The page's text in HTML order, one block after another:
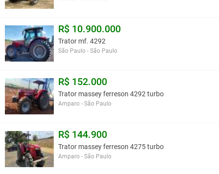
R$ 10.900.000
Trator mf. 4292
São Paulo - São Paulo
R$ 152.000
Trator massey ferreson 4292 turbo
Amparo - São Paulo
R$ 144.900
Trator massey ferreson 4275 turbo
Amparo - São Paulo